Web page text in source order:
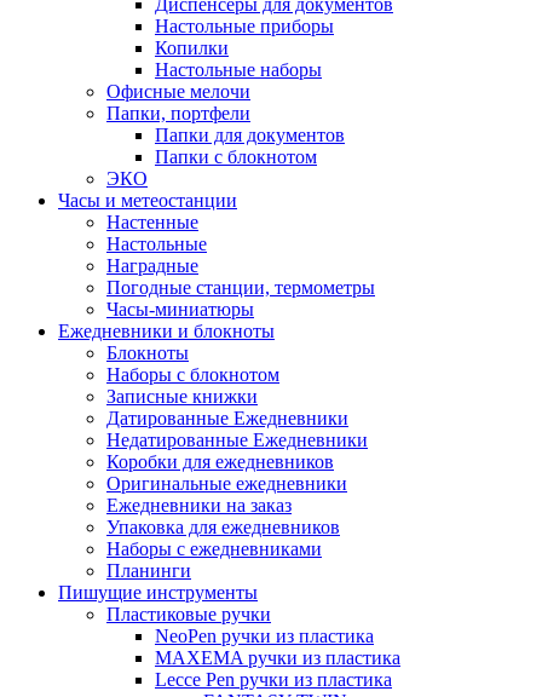
Настольные приборы
Копилки
Настольные наборы
Офисные мелочи
Папки, портфели
Папки для документов
Папки с блокнотом
ЭКО
Часы и метеостанции
Настенные
Настольные
Наградные
Погодные станции, термометры
Часы-миниатюры
Ежедневники и блокноты
Блокноты
Наборы с блокнотом
Записные книжки
Датированные Ежедневники
Недатированные Ежедневники
Коробки для ежедневников
Оригинальные ежедневники
Ежедневники на заказ
Упаковка для ежедневников
Наборы с ежедневниками
Планинги
Пишущие инструменты
Пластиковые ручки
NeoPen ручки из пластика
MAXEMA ручки из пластика
Lecce Pen ручки из пластика